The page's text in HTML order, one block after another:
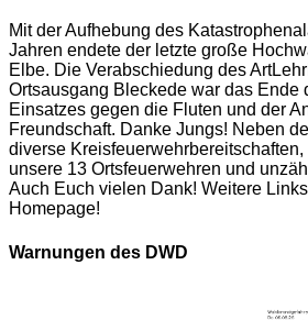
Mit der Aufhebung des
Jahren endete der letzte große
Elbe. Die Verabschiedung des
Ortsausgang Bleckede war das Ende
Einsatzes gegen die Fluten und der
Freundschaft. Danke Jungs! Neben
diverse
unsere 13 Ortsfeuerwehren und
Auch Euch vielen Dank! Weitere
Homepage!
Warnungen des DWD